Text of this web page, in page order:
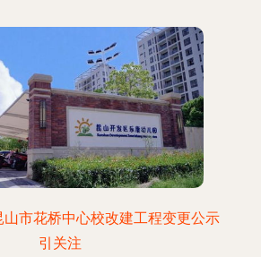
市花桥中心校改建工程变更公示
引关注